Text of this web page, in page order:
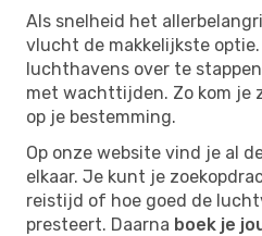
Als snelheid het
vlucht de makkelijkste
luchthavens over te
met wachttijden. Zo kom je
op je bestemming.
Op onze website vind je al
elkaar. Je kunt je
reistijd of hoe goed de
presteert. Daarna boek je